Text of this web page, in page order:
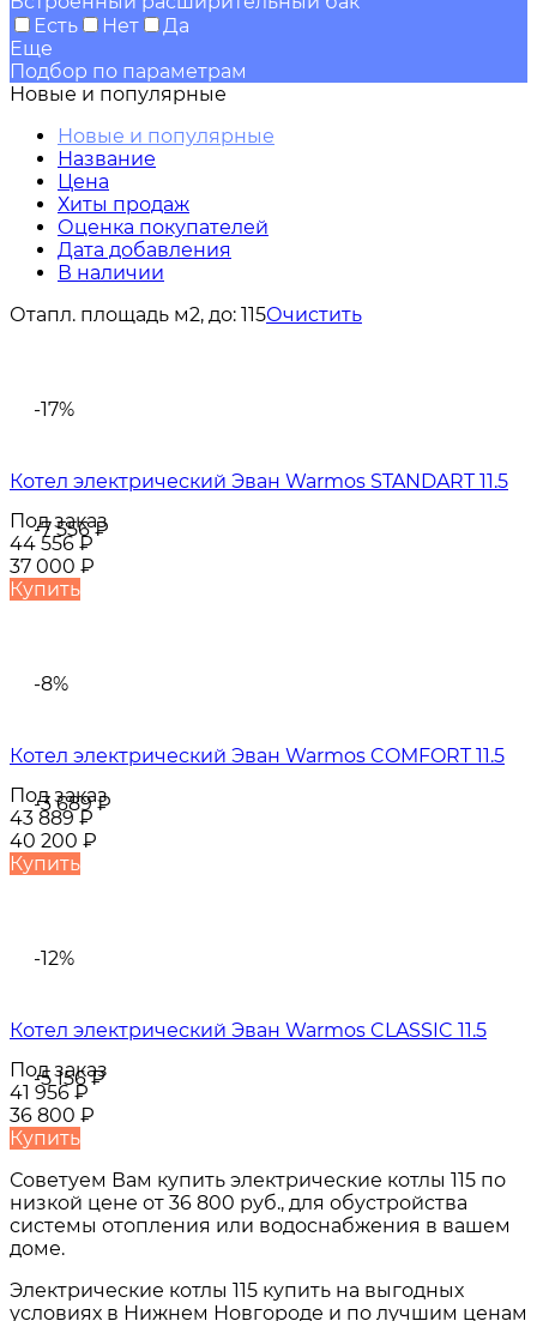
Есть
Нет
Да
Еще
Подбор по параметрам
Новые и популярные
Новые и популярные
Название
Цена
Хиты продаж
Оценка покупателей
Дата добавления
В наличии
Отапл. площадь м2, до: 115Очистить
-17%
-7 556₽
Котел электрический Эван Warmos STANDART 11.5
Под заказ
44 556₽
37 000 ₽
Купить
-8%
-3 689₽
Котел электрический Эван Warmos COMFORT 11.5
Под заказ
43 889₽
40 200 ₽
Купить
-12%
-5 156₽
Котел электрический Эван Warmos CLASSIC 11.5
Под заказ
41 956₽
36 800 ₽
Купить
Советуем Вам купить электрические котлы 115 по
низкой цене от 36 800 руб., для обустройства
системы отопления или водоснабжения в вашем
доме.
Электрические котлы 115 купить на выгодных
условиях в Нижнем Новгороде и по лучшим ценам